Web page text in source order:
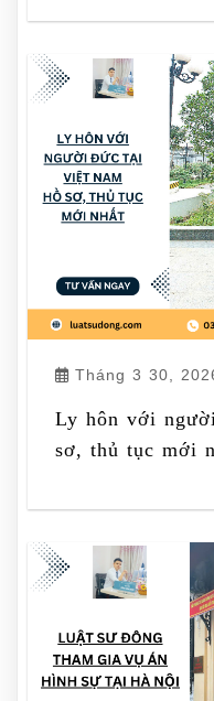
Tháng 3 30,
Ly hôn với
sơ, thủ tục mới